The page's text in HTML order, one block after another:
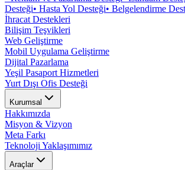
Desteği• Hasta Yol Desteği• Belgelendirme
İhracat Destekleri
Bilişim Teşvikleri
Web Geliştirme
Mobil Uygulama Geliştirme
Dijital Pazarlama
Yeşil Pasaport Hizmetleri
Yurt Dışı Ofis Desteği
Kurumsal
Hakkımızda
Misyon & Vizyon
Meta Farkı
Teknoloji Yaklaşımımız
Araçlar